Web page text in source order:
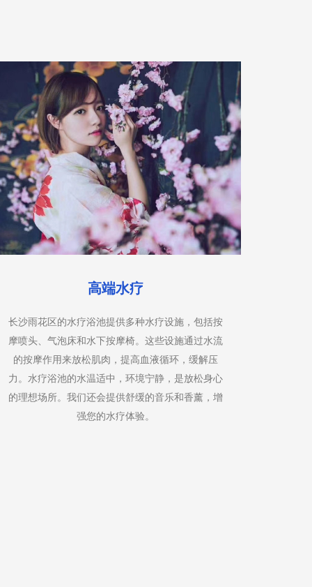
精油按摩
全身精油按摩是一种结合了深层组织按摩和芳香疗
法的服务。我们的按摩师使用您选择的精油，通过
按摩手法将其渗透到皮肤中，帮助放松肌肉，缓解
紧张和压力。精油的选择可以根据您的情绪和身体
需求定制，如薰衣草精油有助于放松，薄荷精油有
助于提神。